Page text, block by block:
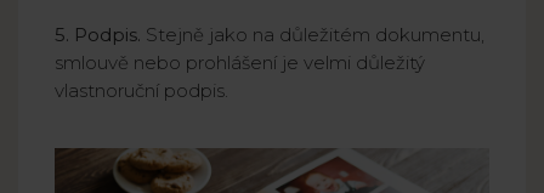
5. Podpis. Stejně jako na důležitém dokumentu,
smlouvě nebo prohlášení je velmi důležitý
vlastnoruční podpis.